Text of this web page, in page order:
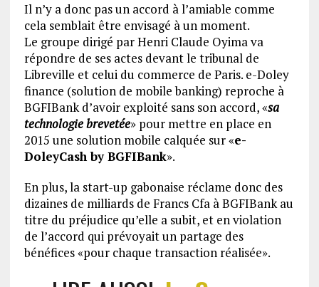
Il n’y a donc pas un accord à l’amiable comme
cela semblait être envisagé à un moment.
Le groupe dirigé par Henri Claude Oyima va
répondre de ses actes devant le tribunal de
Libreville et celui du commerce de Paris. e-Doley
finance (solution de mobile banking) reproche à
BGFIBank d’avoir exploité sans son accord, «sa
technologie brevetée» pour mettre en place en
2015 une solution mobile calquée sur «e-
DoleyCash by BGFIBank».
En plus, la start-up gabonaise réclame donc des
dizaines de milliards de Francs Cfa à BGFIBank au
titre du préjudice qu’elle a subit, et en violation
de l’accord qui prévoyait un partage des
bénéfices «pour chaque transaction réalisée».